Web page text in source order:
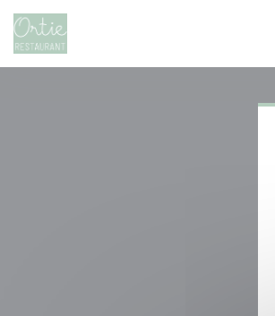
Personalizzazione delle tue scelte sui cookie